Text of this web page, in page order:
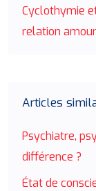
Cyclothymie
relation
Articles
Psychiatre,
différence ?
État de